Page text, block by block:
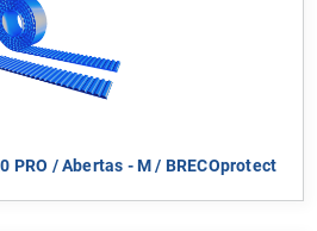
PRO / Abertas - M / BRECOprotect